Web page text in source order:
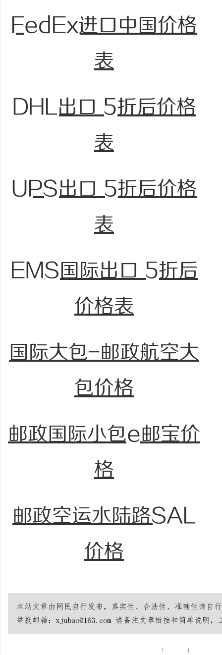
FedEx进口中国价格
表
DHL出口 5折后价格
表
UPS出口 5折后价格
表
EMS国际出口 5折后
价格表
国际大包-邮政航空大
包价格
邮政国际小包e邮宝价
格
邮政空运水陆路SAL
价格
1 1